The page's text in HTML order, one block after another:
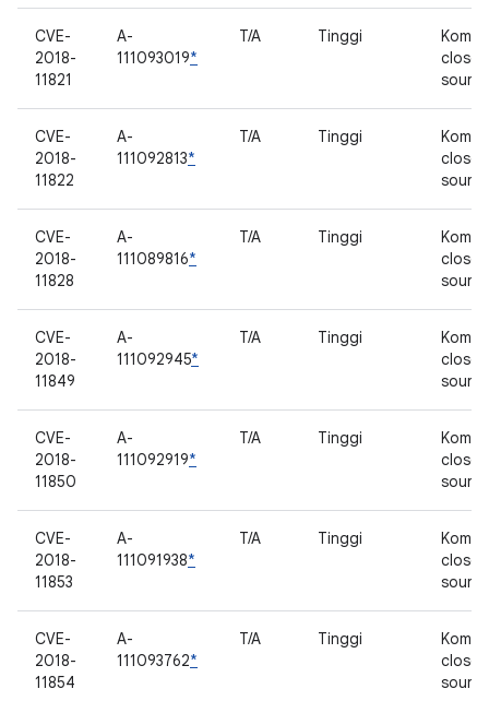
CVE-
2018-
11821
A-
111093019*
T/A Tinggi
closed
source
CVE-
2018-
11822
A-
111092813*
T/A Tinggi
closed
source
CVE-
2018-
11828
A-
111089816*
T/A Tinggi
closed
source
CVE-
2018-
11849
A-
111092945*
T/A Tinggi
closed
source
CVE-
2018-
11850
A-
111092919*
T/A Tinggi
closed
source
CVE-
2018-
11853
A-
111091938*
T/A Tinggi
closed
source
CVE-
2018-
11854
A-
111093762*
T/A Tinggi
closed
source